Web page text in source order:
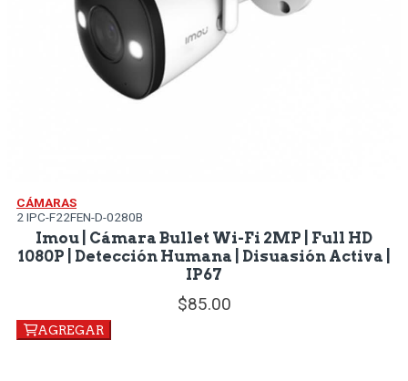
CÁMARAS
2 IPC-F22FEN-D-0280B
Imou | Cámara Bullet Wi-Fi 2MP | Full HD
1080P | Detección Humana | Disuasión Activa |
IP67
85.00
AGREGAR